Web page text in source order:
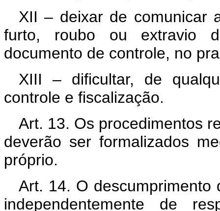
XII – deixar de comunicar
furto, roubo ou extravio
documento de controle, no
XIII – dificultar, de
controle e fiscalização.
Art. 13. Os procedimentos
deverão ser formalizados
próprio.
Art. 14. O descumprimento
independentemente de